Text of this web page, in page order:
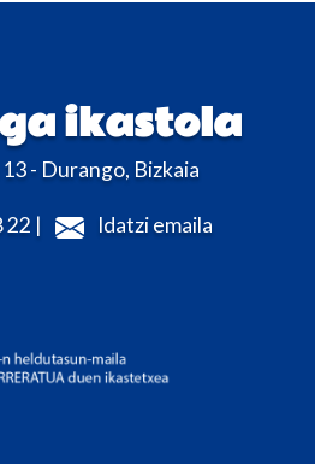
ikastola
- Durango, Bizkaia
22 | Idatzi emaila